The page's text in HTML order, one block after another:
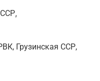
ССР,
Грузинская ССР,